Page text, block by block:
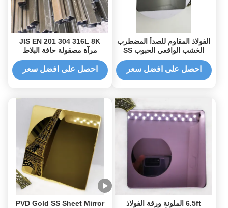
الفولاذ المقاوم للصدأ المضطرب
الخشب الواقعي الحبوب SS
ورقة عالية الأداء نسبة خدمة
طويلة الحياة والتطبيقات الواسعة
احصل على افضل سعر
JIS EN 201 304 316L 8K
مرآة مصقولة حافة البلاط
المصقول لحماية حافة الجدار
الأرضية
احصل على افضل سعر
6.5ft الملونة ورقة الفولاذ
PVD Gold SS Sheet Mirror